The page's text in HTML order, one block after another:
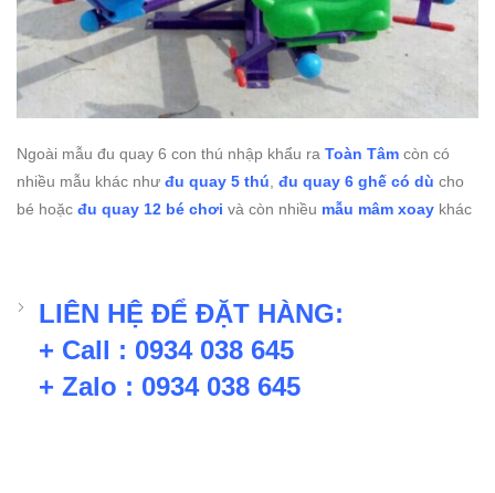
Ngoài mẫu đu quay 6 con thú nhập khẩu ra Toàn Tâm còn có
nhiều mẫu khác như đu quay 5 thú đu quay 6 ghế có dù cho
bé hoặc đu quay 12 bé chơi và còn nhiều mẫu mâm xoay khác
LIÊN HỆ ĐỂ ĐẶT HÀNG:
+ Call : 0934 038 645
+ Zalo : 0934 038 645